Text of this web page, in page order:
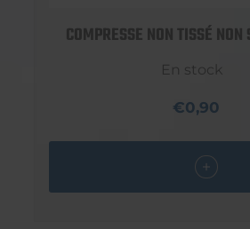
COMPRESSE NON TISSÉ
En stock
€0,90